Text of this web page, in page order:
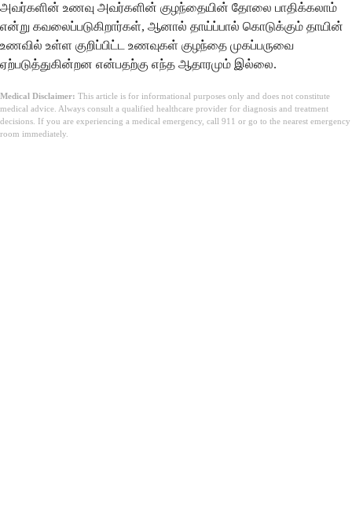
அவர்களின் உணவு அவர்களின் குழந்தையின் தோலை பாதிக்கலாம்
என்று கவலைப்படுகிறார்கள், ஆனால் தாய்ப்பால் கொடுக்கும் தாயின்
உணவில் உள்ள குறிப்பிட்ட உணவுகள் குழந்தை முகப்பருவை
ஏற்படுத்துகின்றன என்பதற்கு எந்த ஆதாரமும் இல்லை.
Medical Disclaimer: This article is for informational purposes only and does not constitute
medical advice. Always consult a qualified healthcare provider for diagnosis and treatment
decisions. If you are experiencing a medical emergency, call 911 or go to the nearest emergency
room immediately.